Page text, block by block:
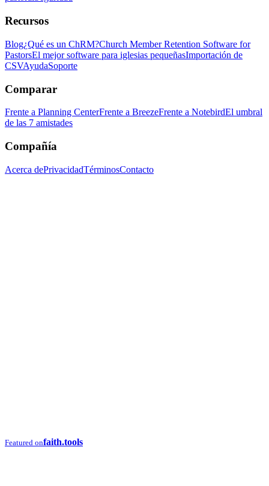
Recursos
Blog¿Qué es un ChRM?Church Member Retention Software for
PastorsEl mejor software para iglesias pequeñasImportación de
CSVAyudaSoporte
Comparar
Frente a Planning CenterFrente a BreezeFrente a NotebirdEl umbral
de las 7 amistades
Compañía
Acerca dePrivacidadTérminosContacto
Featured onfaith.tools